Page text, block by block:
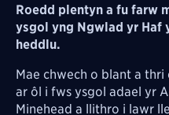
Roedd plentyn a fu farw
ysgol yng Ngwlad yr Haf
heddlu.
Mae chwech o blant a
ar ôl i fws ysgol adael yr
Minehead a llithro i lawr